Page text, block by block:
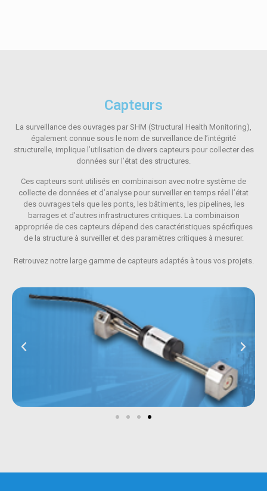
Capteurs
La surveillance des ouvrages par SHM (Structural Health Monitoring),
également connue sous le nom de surveillance de l’intégrité
structurelle, implique l’utilisation de divers capteurs pour collecter des
données sur l’état des structures.
Ces capteurs sont utilisés en combinaison avec notre système de
collecte de données et d’analyse pour surveiller en temps réel l’état
des ouvrages tels que les ponts, les bâtiments, les pipelines, les
barrages et d’autres infrastructures critiques. La combinaison
appropriée de ces capteurs dépend des caractéristiques spécifiques
de la structure à surveiller et des paramètres critiques à mesurer.
Retrouvez notre large gamme de capteurs adaptés à tous vos projets.